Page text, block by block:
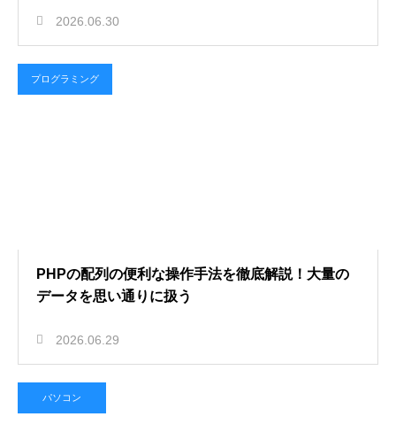
2026.06.30
プログラミング
PHPの配列の便利な操作手法を徹底解説！大量の
データを思い通りに扱う
2026.06.29
パソコン